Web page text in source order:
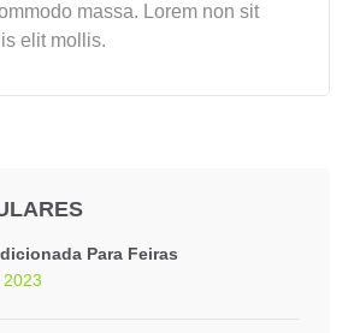
massa. Lorem non sit
elit mollis.
Para Feiras